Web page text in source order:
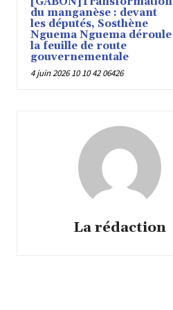
du manganèse : devant
les députés, Sosthène
Nguema Nguema déroule
la feuille de route
gouvernementale
4 juin 2026 10 10 42 06426
La rédaction